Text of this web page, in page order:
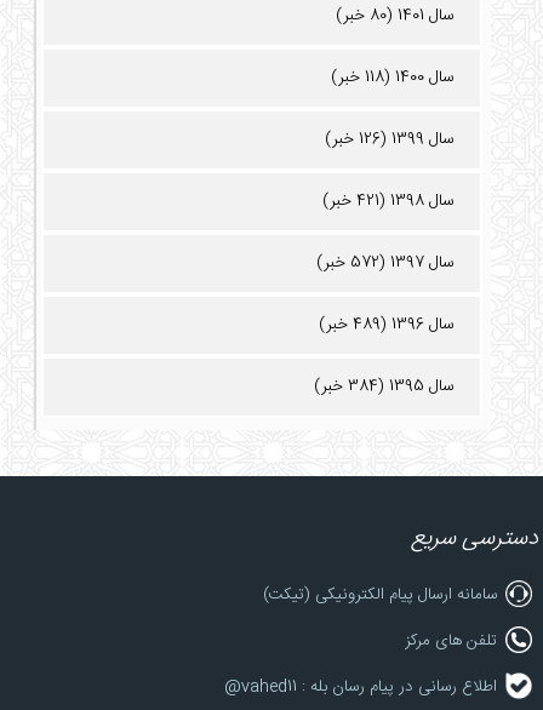
سال 1401 (80 خبر)
سال 1400 (118 خبر)
سال 1399 (126 خبر)
سال 1398 (421 خبر)
سال 1397 (572 خبر)
سال 1396 (489 خبر)
سال 1395 (384 خبر)
دسترسی سریع
سامانه ارسال پیام الکترونیکی (تیکت)
تلفن های مرکز
اطلاع رسانی در پیام رسان بله : vahed11@